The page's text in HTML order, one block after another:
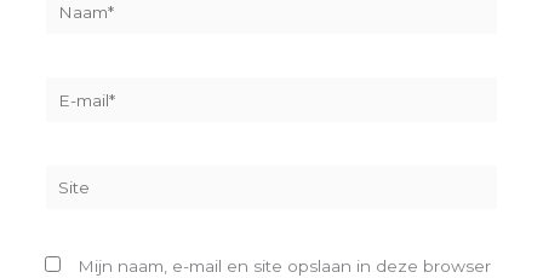
Site
Mijn naam, e-mail en site opslaan in deze browser